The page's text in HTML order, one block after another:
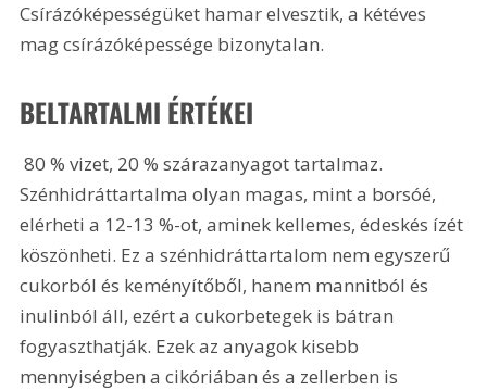
Csírázóképességüket hamar elvesztik, a kétéves
mag csírázóképessége bizonytalan.
BELTARTALMI ÉRTÉKEI
80 % vizet, 20 % szárazanyagot tartalmaz.
Szénhidráttartalma olyan magas, mint a borsóé,
elérheti a 12-13 %-ot, aminek kellemes, édeskés ízét
köszönheti. Ez a szénhidráttartalom nem egyszerű
cukorból és keményítőből, hanem mannitból és
inulinból áll, ezért a cukorbetegek is bátran
fogyaszthatják. Ezek az anyagok kisebb
mennyiségben a cikóriában és a zellerben is